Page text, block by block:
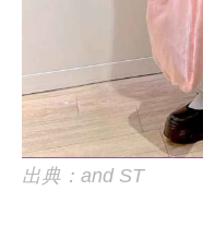
出典：and ST